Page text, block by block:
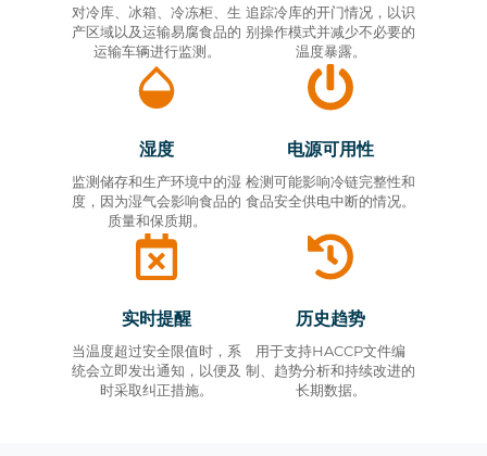
对冷库、冰箱、冷冻柜、生
产区域以及运输易腐食品的
运输车辆进行监测。
追踪冷库的开门情况，以识
别操作模式并减少不必要的
温度暴露。
湿度
监测储存和生产环境中的湿
度，因为湿气会影响食品的
质量和保质期。
电源可用性
检测可能影响冷链完整性和
食品安全供电中断的情况。
实时提醒
当温度超过安全限值时，系
统会立即发出通知，以便及
时采取纠正措施。
历史趋势
用于支持HACCP文件编
制、趋势分析和持续改进的
长期数据。